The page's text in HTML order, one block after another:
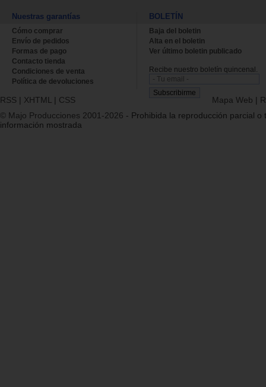
Nuestras garantías
Cómo comprar
Envío de pedidos
Formas de pago
Contacto tienda
Condiciones de venta
Política de devoluciones
BOLETÍN
Baja del boletin
Alta en el boletin
Ver último boletin publicado
Recibe nuestro boletín quincenal.
RSS | XHTML | CSS Mapa Web |
© Majo Producciones 2001-2026 - Prohibida la reproducción parcial o
información mostrada